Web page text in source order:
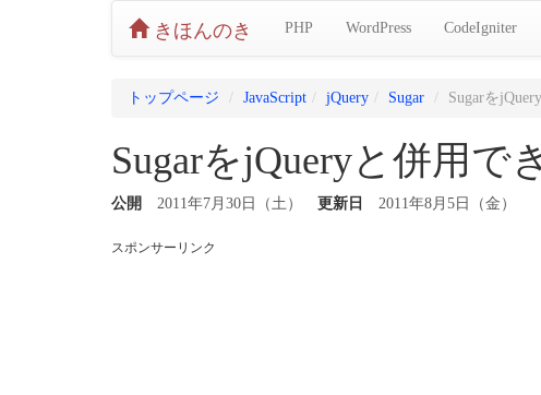
きほんのき PHP WordPress CodeIgniter
トップページ JavaScript jQuery Sugar Sugarを
SugarをjQueryと併用で
公開 2011年7月30日（土） 更新日 2011年8月5日（金）
スポンサーリンク